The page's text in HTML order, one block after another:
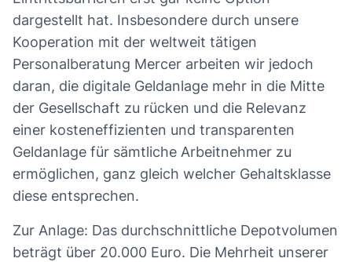
dargestellt hat. Insbesondere durch unsere
Kooperation mit der weltweit tätigen
Personalberatung Mercer arbeiten wir jedoch
daran, die digitale Geldanlage mehr in die Mitte
der Gesellschaft zu rücken und die Relevanz
einer kosteneffizienten und transparenten
Geldanlage für sämtliche Arbeitnehmer zu
ermöglichen, ganz gleich welcher Gehaltsklasse
diese entsprechen.
Zur Anlage: Das durchschnittliche Depotvolumen
beträgt über 20.000 Euro. Die Mehrheit unserer